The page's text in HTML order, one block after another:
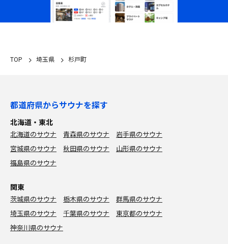
TOP 埼玉県 杉戸町
都道府県からサウナを探す
北海道・東北
北海道のサウナ 青森県のサウナ
岩手県のサウナ
宮城県のサウナ
秋田県のサウナ
山形県のサウナ
福島県のサウナ
関東
茨城県のサウナ 栃木県のサウナ
群馬県のサウナ
埼玉県のサウナ
千葉県のサウナ
東京都のサウナ
神奈川県のサウナ